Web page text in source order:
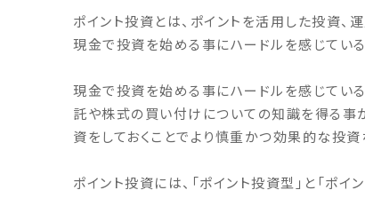
ポイント投資とは、ポイントを活用した投資、
現金で投資を始める事にハードルを感じてい
現金で投資を始める事にハードルを感じてい
託や株式の買い付けについての知識を得る事
資をしておくことでより慎重かつ効果的な投資
ポイント投資には、「ポイント投資型」と「ポイ